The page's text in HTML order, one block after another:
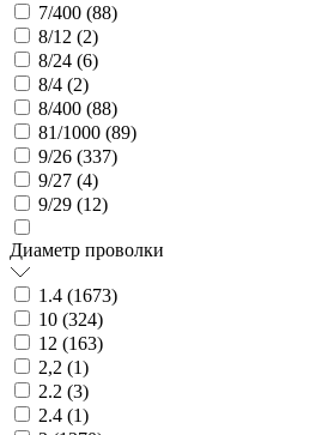
7/400 (88)
8/12 (2)
8/24 (6)
8/4 (2)
8/400 (88)
81/1000 (89)
9/26 (337)
9/27 (4)
9/29 (12)
Диаметр проволки
1.4 (1673)
10 (324)
12 (163)
2,2 (1)
2.2 (3)
2.4 (1)